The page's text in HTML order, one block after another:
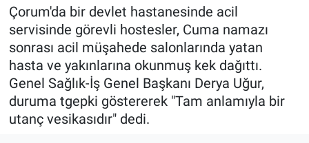
Çorum'da bir devlet hastanesinde acil
servisinde görevli hostesler, Cuma namazı
sonrası acil müşahede salonlarında yatan
hasta ve yakınlarına okunmuş kek dağıttı.
Genel Sağlık-İş Genel Başkanı Derya Uğur,
duruma tgepki göstererek "Tam anlamıyla bir
utanç vesikasıdır" dedi.
Dünya
Ege Saati
Ege'den Esintiler
Eğitim
Spor
Yayın Akışı
İletişim
Son Dakika Haberleri
Haber Arşivi